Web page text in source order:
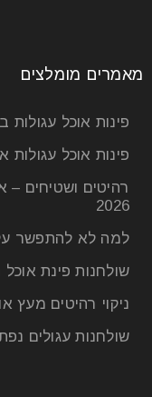
מאמרים מומלצים
פינות אוכל עגולות
פינות אוכל עגולות
רהיטים ושטיחים
2026
למה לא להתפשר על
שולחנות פינת
ניקוי רהיטים מעץ
שולחנות עגולים